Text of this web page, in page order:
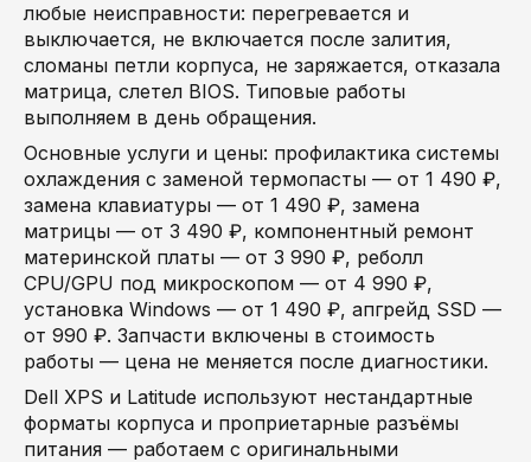
любые неисправности: перегревается и
выключается, не включается после залития,
сломаны петли корпуса, не заряжается, отказала
матрица, слетел BIOS. Типовые работы
выполняем в день обращения.
Основные услуги и цены: профилактика системы
охлаждения с заменой термопасты — от 1 490 ₽,
замена клавиатуры — от 1 490 ₽, замена
матрицы — от 3 490 ₽, компонентный ремонт
материнской платы — от 3 990 ₽, реболл
CPU/GPU под микроскопом — от 4 990 ₽,
установка Windows — от 1 490 ₽, апгрейд SSD —
от 990 ₽. Запчасти включены в стоимость
работы — цена не меняется после диагностики.
Dell XPS и Latitude используют нестандартные
форматы корпуса и проприетарные разъёмы
питания — работаем с оригинальными